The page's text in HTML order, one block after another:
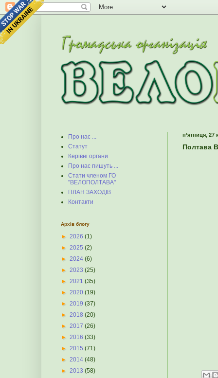
пʼятниця, 27
Полтава
Про нас ...
Статут
Керівні органи
Про нас пишуть ...
Стати членом ГО
"ВЕЛОПОЛТАВА"
ПЛАН ЗАХОДІВ
Контакти
Архів блогу
► 2026 (1)
► 2025 (2)
► 2024 (6)
► 2023 (25)
► 2021 (35)
► 2020 (19)
► 2019 (37)
► 2018 (20)
► 2017 (26)
► 2016 (33)
► 2015 (71)
► 2014 (48)
► 2013 (58)